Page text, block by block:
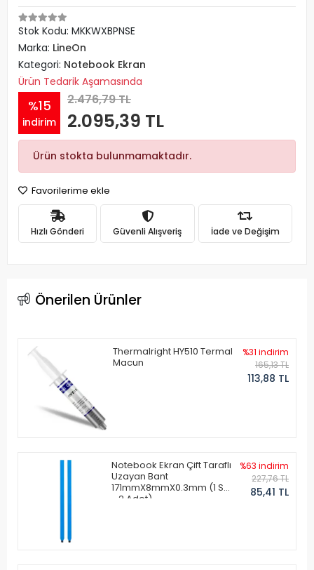
Stok Kodu: MKKWXBPNSE
Marka: LineOn
Kategori: Notebook Ekran
Ürün Tedarik Aşamasında
%15
indirim
2.476,79 TL
2.095,39 TL
Ürün stokta bulunmamaktadır.
Favorilerime ekle
Hızlı Gönderi Güvenli Alışveriş İade ve Değişim
Önerilen Ürünler
Thermalright HY510 Termal
Macun
%31 indirim
165,13 TL
113,88 TL
Notebook Ekran Çift Taraflı
Uzayan Bant
171mmX8mmX0.3mm (1 Set
- 2 Adet)
%63 indirim
227,76 TL
85,41 TL